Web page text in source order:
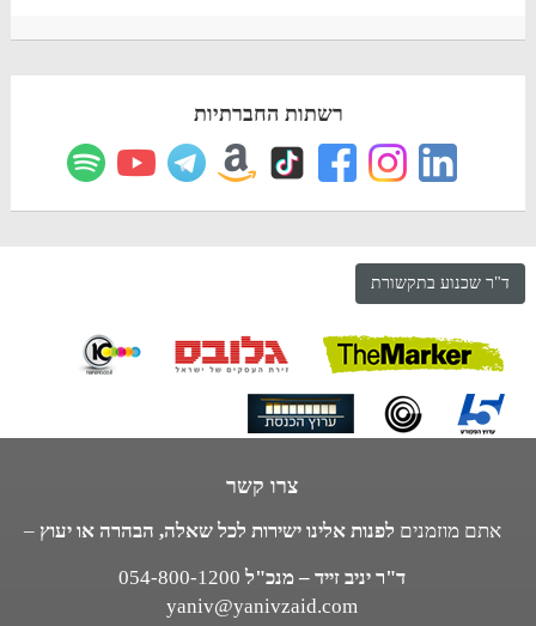
רשתות החברתיות
ד"ר שכנוע בתקשורת
צרו קשר
אתם מוזמנים לפנות אלינו ישירות לכל שאלה, הבהרה או יעוץ –
ד"ר יניב זייד – מנכ"ל 054-800-1200
yaniv@yanivzaid.com